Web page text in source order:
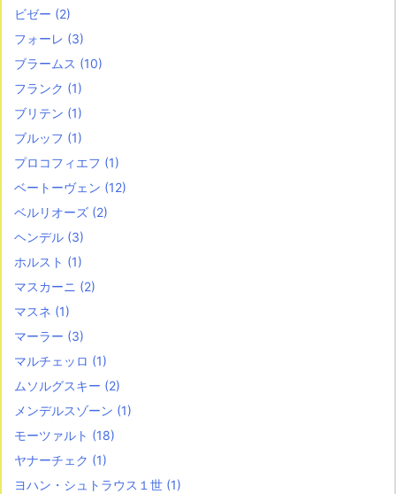
ビゼー (2)
フォーレ (3)
ブラームス (10)
フランク (1)
ブリテン (1)
ブルッフ (1)
プロコフィエフ (1)
ベートーヴェン (12)
ベルリオーズ (2)
ヘンデル (3)
ホルスト (1)
マスカーニ (2)
マスネ (1)
マーラー (3)
マルチェッロ (1)
ムソルグスキー (2)
メンデルスゾーン (1)
モーツァルト (18)
ヤナーチェク (1)
ヨハン・シュトラウス１世 (1)